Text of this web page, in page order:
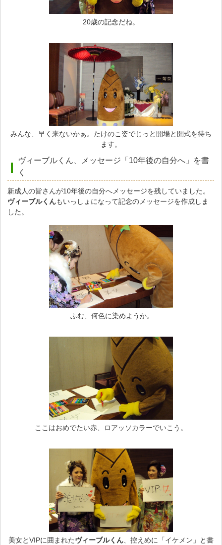
20歳の記念だね。
みんな、早く来ないかぁ。たけのこ姿でじっと開場と開式を待ち
ます。
ヴィーブルくん、メッセージ「10年後の自分へ」を書
く
新成人の皆さんが10年後の自分へメッセージを残していました。
ヴィーブルくんもいっしょになって記念のメッセージを作成しま
した。
ふむ、何色に染めようか。
ここはおめでたい赤、ロアッソカラーでいこう。
美女とVIPに囲まれたヴィーブルくん、控えめに「イケメン」と書